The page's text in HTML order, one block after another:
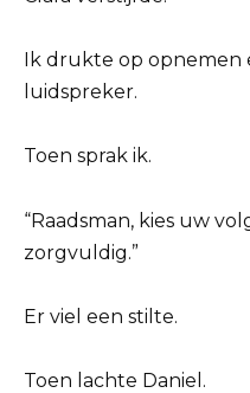
Ik drukte op
luidspreker.
Toen sprak ik.
“Raadsman, kies uw
zorgvuldig.”
Er viel een stilte.
Toen lachte Daniel.